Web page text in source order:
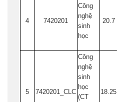
4 7420201
Công
nghệ
sinh
học
20.7
5 7420201_CLC
Công
nghệ
sinh
học
(CT
18.25